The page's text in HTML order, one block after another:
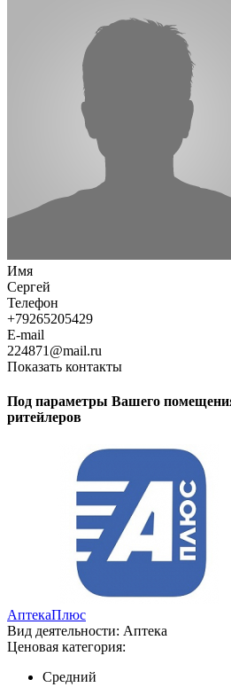
Имя
Сергей
Телефон
+79265205429
E-mail
224871@mail.ru
Показать контакты
Под параметры Вашего
ритейлеров
АптекаПлюс
Вид деятельности: Аптека
Ценовая категория:
Средний